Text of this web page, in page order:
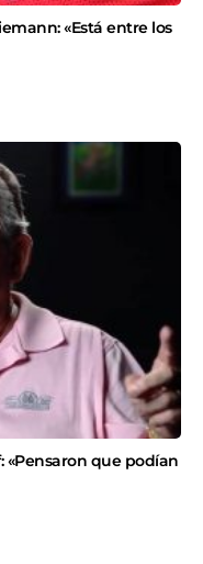
«Está entre los
«Pensaron que podían